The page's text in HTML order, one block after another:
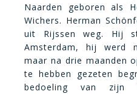
Naarden geboren als
Wichers. Herman
uit Rijssen weg. Hij
Amsterdam, hij werd
maar na drie maanden
te hebben gezeten
bedoeling van